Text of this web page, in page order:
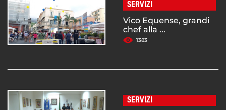
SERVIZI
Vico Equense, grandi
chef alla ...
1383
SERVIZI